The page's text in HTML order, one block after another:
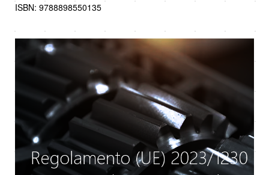
ISBN: 9788898550135